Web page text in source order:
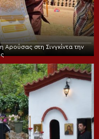
Αρούσας στη Σινγκίντα την